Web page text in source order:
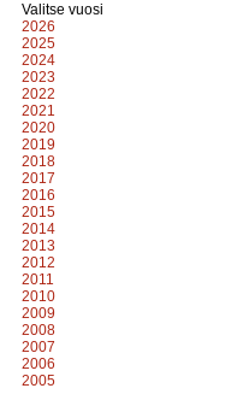
Valitse vuosi
2026
2025
2024
2023
2022
2021
2020
2019
2018
2017
2016
2015
2014
2013
2012
2011
2010
2009
2008
2007
2006
2005